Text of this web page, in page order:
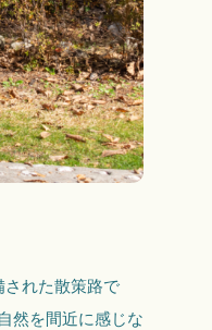
された散策路で
然を間近に感じな